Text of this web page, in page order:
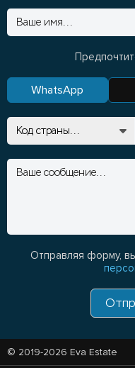
WhatsApp
Отправляя форму,
© 2019-2026 Eva Estate